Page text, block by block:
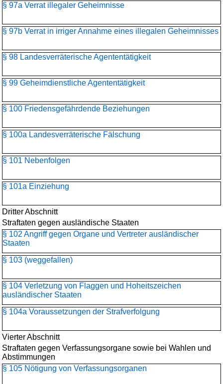
§ 97a Verrat illegaler Geheimnisse
§ 97b Verrat in irriger Annahme eines illegalen Geheimnisses
§ 98 Landesverräterische Agententätigkeit
§ 99 Geheimdienstliche Agententätigkeit
§ 100 Friedensgefährdende Beziehungen
§ 100a Landesverräterische Fälschung
§ 101 Nebenfolgen
§ 101a Einziehung
Dritter Abschnitt
Straftaten gegen ausländische Staaten
§ 102 Angriff gegen Organe und Vertreter ausländischer
Staaten
§ 103 (weggefallen)
§ 104 Verletzung von Flaggen und Hoheitszeichen
ausländischer Staaten
§ 104a Voraussetzungen der Strafverfolgung
Vierter Abschnitt
Straftaten gegen Verfassungsorgane sowie bei Wahlen und
Abstimmungen
§ 105 Nötigung von Verfassungsorganen